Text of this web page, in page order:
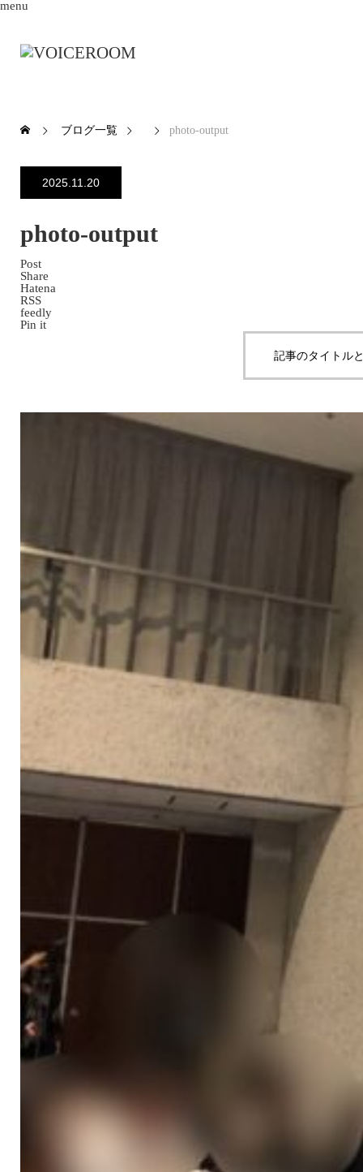
menu
ブログ一覧 photo-output
2025.11.20
photo-output
Post
Share
Hatena
RSS
feedly
Pin it
記事のタイトル